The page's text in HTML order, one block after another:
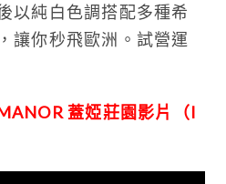
以純白色調搭配多種希
讓你秒飛歐洲。試營運
蓋婭莊園影片（I